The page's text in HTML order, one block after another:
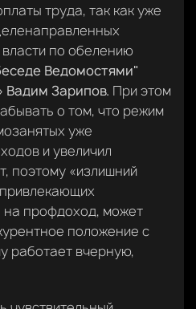
труда, так как уже
по обелению
Ведомостями"
Зарипов. При этом
о том, что режим
уже
и увеличил
поэтому «излишний
на профдоход, может
положение с
работает вчерную,